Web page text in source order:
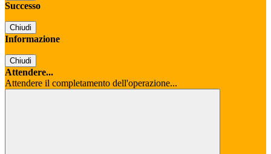
Successo
Chiudi
Informazione
Chiudi
Attendere...
Attendere il completamento dell'operazione...